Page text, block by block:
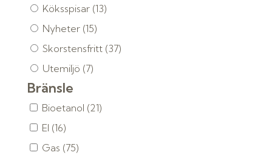
Köksspisar (13)
Nyheter (15)
Skorstensfritt (37)
Utemiljö (7)
Bränsle
Bioetanol (21)
El (16)
Gas (75)